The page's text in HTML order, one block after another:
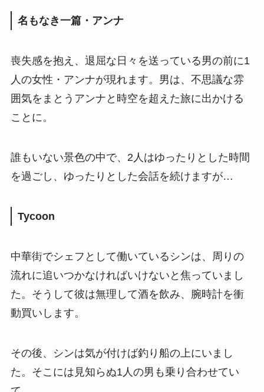
名もなき一篇・アンナ
喪失感を抱え、退屈な日々を送っている男の前に1
人の女性・アンナが現れます。男は、不思議な雰
囲気をまとうアンナと時空を超えた旅に出かける
ことに。
誰もいない景色の中で、2人はゆったりとした時間
を過ごし、ゆったりとした会話を続けますが…
Tycoon
中華街でシェフとして働いているシンは、周りの
流れに追いつかなければいけないと焦っていまし
た。そうして彼は無理して酒を飲み、腕時計を衝
動買いします。
その後、シンは気が付けば釣り船の上にいまし
た。そこには見知らぬ1人の男も乗り合わせてい